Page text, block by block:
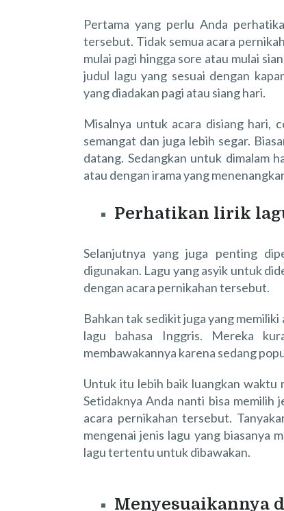
Pertama yang perlu Anda
tersebut. Tidak semua acara
mulai pagi hingga sore atau mulai
judul lagu yang sesuai dengan
yang diadakan pagi atau siang hari.
Misalnya untuk acara disiang hari,
semangat dan juga lebih segar.
datang. Sedangkan untuk dimalam
atau dengan irama yang
Perhatikan lirik
Selanjutnya yang juga penting
digunakan. Lagu yang asyik untuk
dengan acara pernikahan tersebut.
Bahkan tak sedikit juga yang
lagu bahasa Inggris. Mereka
membawakannya karena sedang
Untuk itu lebih baik luangkan waktu
Setidaknya Anda nanti bisa memilih
acara pernikahan tersebut.
mengenai jenis lagu yang biasanya
lagu tertentu untuk dibawakan.
Menyesuaikannya